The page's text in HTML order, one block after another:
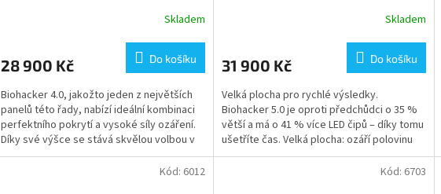
M
A
Skladem
28 900 Kč Do košíku
Biohacker 4.0, jakožto jeden z největších
panelů této řady, nabízí ideální kombinaci
perfektního pokrytí a vysoké síly ozáření.
Díky své výšce se stává skvělou volbou v
poměru...
M
A
Skladem
31 900 Kč Do košíku
Velká plocha pro rychlé výsledky.
Biohacker 5.0 je oproti předchůdci o 35 %
větší a má o 41 % více LED čipů – díky tomu
ušetříte čas. Velká plocha: ozáří polovinu
těla silou...
Kód: 6012 Kód: 6703